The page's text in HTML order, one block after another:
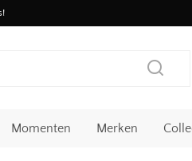
Momenten Merken